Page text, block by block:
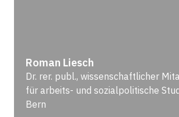
Roman Liesch
Dr. rer. publ., wissenschaftlicher
für arbeits- und sozialpolitische
Bern